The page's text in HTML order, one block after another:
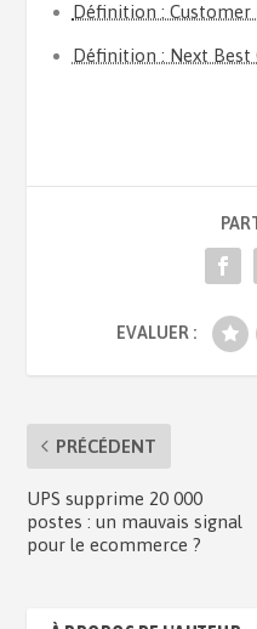
Définition :
Définition : Next Best
EVALUER :
PRÉCÉDENT
UPS supprime 20 000
postes : un mauvais signal
pour le ecommerce ?